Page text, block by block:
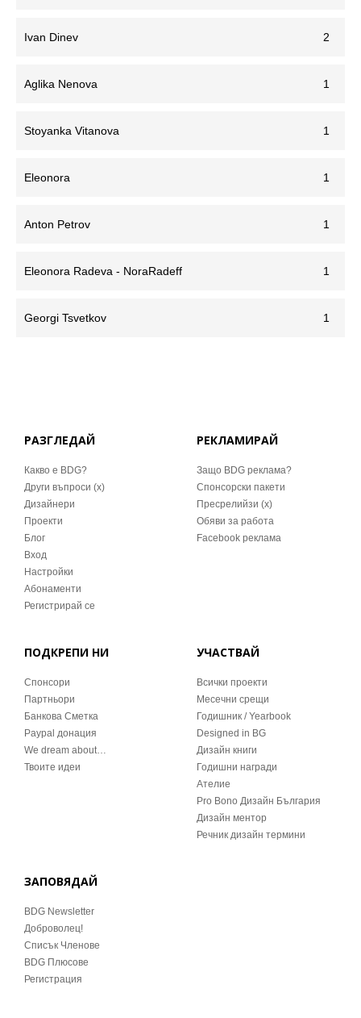
Ivan Dinev 2
Aglika Nenova 1
Stoyanka Vitanova 1
Eleonora 1
Anton Petrov 1
Eleonora Radeva - NoraRadeff 1
Georgi Tsvetkov 1
РАЗГЛЕДАЙ
Какво е BDG?
Други въпроси (x)
Дизайнери
Проекти
Блог
Вход
Настройки
Абонаменти
Регистрирай се
РЕКЛАМИРАЙ
Защо BDG реклама?
Спонсорски пакети
Пресрелийзи (x)
Обяви за работа
Facebook реклама
ПОДКРЕПИ НИ
Спонсори
Партньори
Банкова Сметка
Paypal донация
We dream about…
Твоите идеи
УЧАСТВАЙ
Всички проекти
Месечни срещи
Годишник / Yearbook
Designed in BG
Дизайн книги
Годишни награди
Ателие
Pro Bono Дизайн България
Дизайн ментор
Речник дизайн термини
ЗАПОВЯДАЙ
BDG Newsletter
Доброволец!
Списък Членове
BDG Плюсове
Регистрация